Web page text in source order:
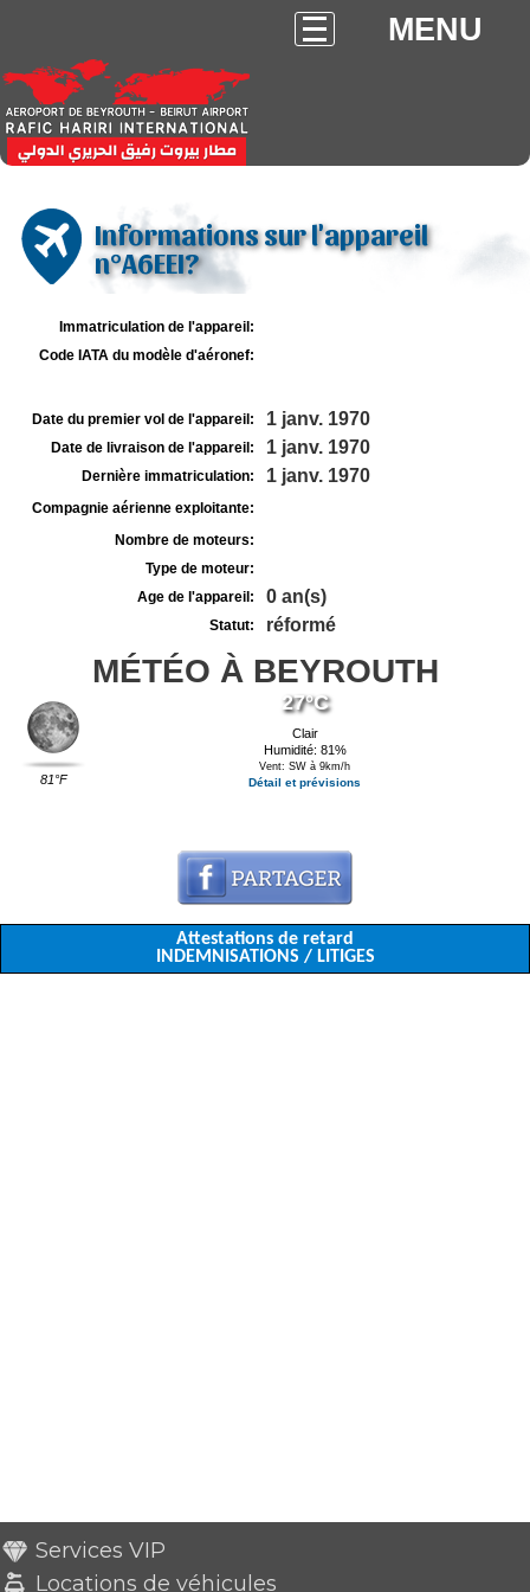
MENU
Informations sur l'appareil
n°A6EEI?
Immatriculation de l'appareil:
Code IATA du modèle d'aéronef:
Date du premier vol de l'appareil: 1 janv. 1970
Date de livraison de l'appareil: 1 janv. 1970
Dernière immatriculation: 1 janv. 1970
Compagnie aérienne exploitante:
Nombre de moteurs:
Type de moteur:
Age de l'appareil:
0 an(s)
Statut: réformé
MÉTÉO À BEYROUTH
81°F
27°C
Clair
Humidité: 81%
Vent: SW à 9km/h
Détail et prévisions
Attestations de retard
INDEMNISATIONS / LITIGES
Services VIP
Locations de véhicules